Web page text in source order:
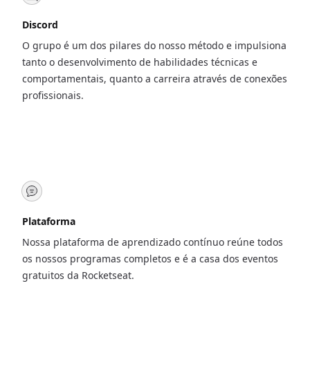
Discord
O grupo é um dos pilares do nosso método e impulsiona
tanto o desenvolvimento de habilidades técnicas e
comportamentais, quanto a carreira através de conexões
profissionais.
Plataforma
Nossa plataforma de aprendizado contínuo reúne todos
os nossos programas completos e é a casa dos eventos
gratuitos da Rocketseat.